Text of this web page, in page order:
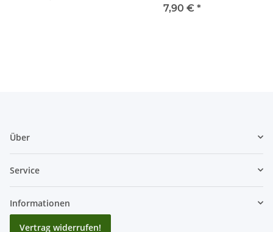
7,90 € *
Über
Service
Informationen
Vertrag widerrufen!